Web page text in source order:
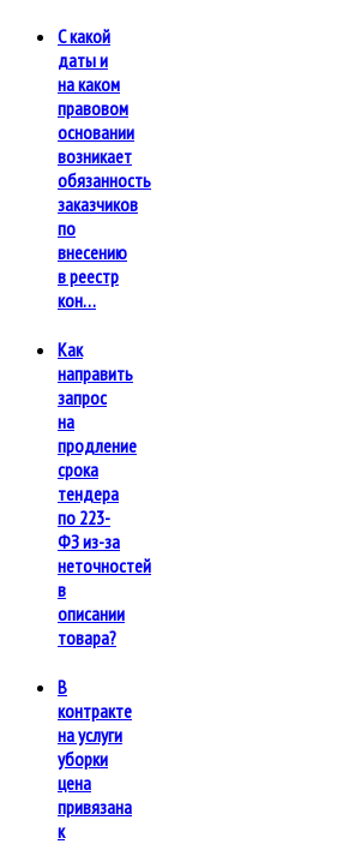
С какой
даты и
на каком
правовом
основании
возникает
обязанность
заказчиков
по
внесению
в реестр
кон…
Как
направить
запрос
на
продление
срока
тендера
по 223-
ФЗ из-за
неточностей
в
описании
товара?
В
контракте
на услуги
уборки
цена
привязана
к